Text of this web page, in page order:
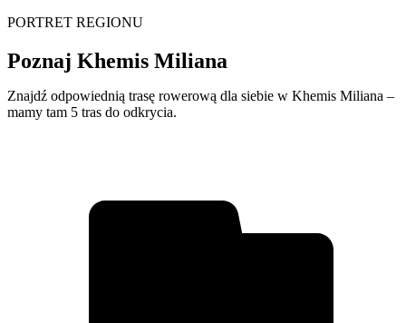
PORTRET REGIONU
Poznaj Khemis Miliana
Znajdź odpowiednią trasę rowerową dla siebie w Khemis Miliana –
mamy tam 5 tras do odkrycia.